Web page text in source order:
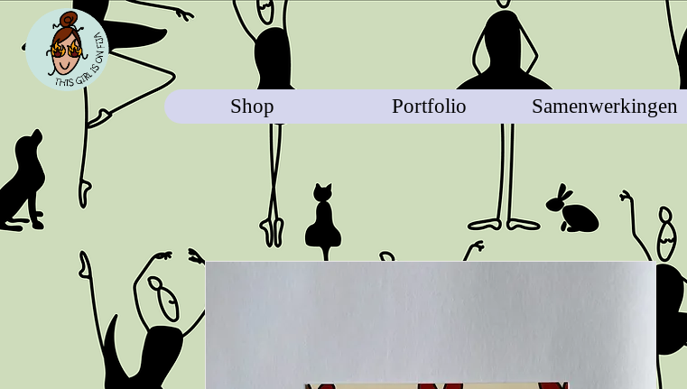
Shop Portfolio Samenwerkingen